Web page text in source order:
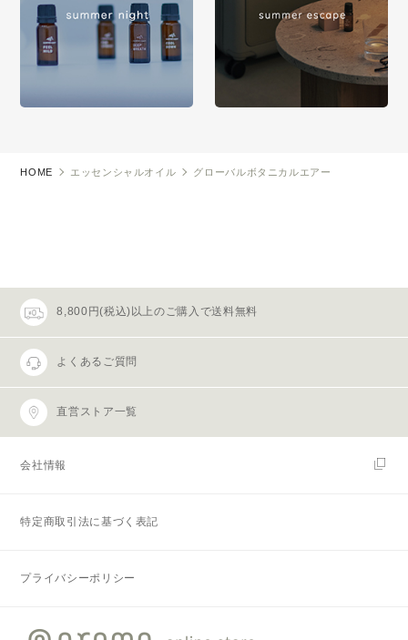
HOME エッセンシャルオイル グローバルボタニカルエアー
8,800円(税込)以上のご購入で送料無料
よくあるご質問
直営ストア一覧
会社情報
特定商取引法に基づく表記
プライバシーポリシー